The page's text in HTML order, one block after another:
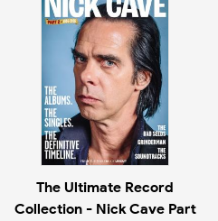
The Ultimate Record
Collection - Nick Cave Part